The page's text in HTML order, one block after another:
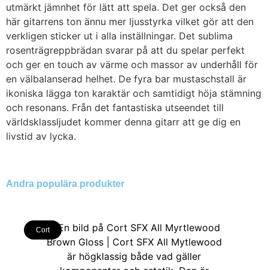
utmärkt jämnhet för lätt att spela. Det ger också den
här gitarrens ton ännu mer ljusstyrka vilket gör att den
verkligen sticker ut i alla inställningar. Det sublima
rosenträgreppbrädan svarar på att du spelar perfekt
och ger en touch av värme och massor av underhåll för
en välbalanserad helhet. De fyra bar mustaschstall är
ikoniska lägga ton karaktär och samtidigt höja stämning
och resonans. Från det fantastiska utseendet till
världsklassljudet kommer denna gitarr att ge dig en
livstid av lycka.
Andra populära produkter
Cort